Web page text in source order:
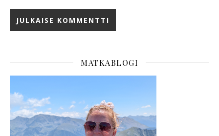
MATKABLOGI